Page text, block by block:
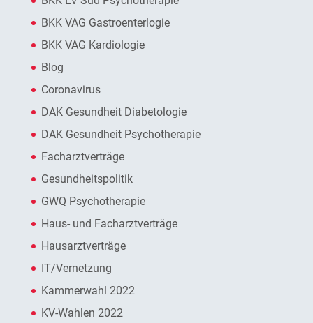
BKK VAG Gastroenterlogie
BKK VAG Kardiologie
Blog
Coronavirus
DAK Gesundheit Diabetologie
DAK Gesundheit Psychotherapie
Facharztverträge
Gesundheitspolitik
GWQ Psychotherapie
Haus- und Facharztverträge
Hausarztverträge
IT/Vernetzung
Kammerwahl 2022
KV-Wahlen 2022